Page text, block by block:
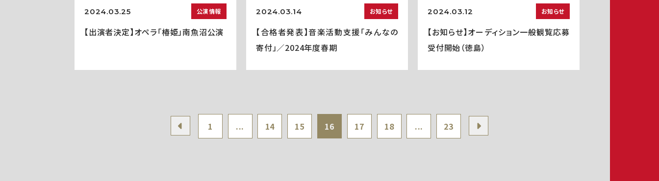
2024.03.25 公演情報
【出演者決定】オペラ「椿姫」南魚沼公演
2024.03.14 お知らせ
【合格者発表】音楽活動支援「みんなの
寄付」／2024年度春期
2024.03.12 お知らせ
【お知らせ】オーディション一般観覧応募
受付開始（徳島）
1 ... 14 15 16 17 18 ... 23